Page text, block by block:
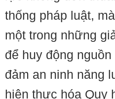
thống pháp luật,
một trong những
để huy động
đảm an ninh năng
hiện thực hóa Quy